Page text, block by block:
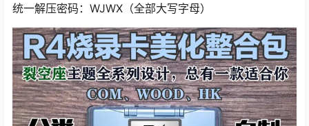
统一解压密码：WJWX（全部大写字母）